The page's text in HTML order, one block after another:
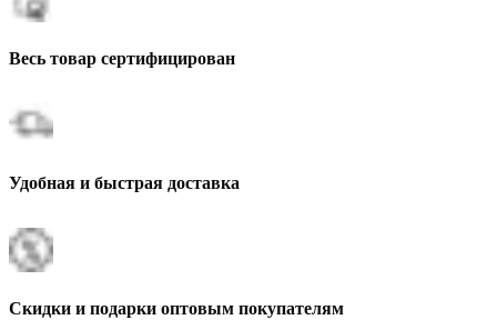
Весь товар сертифицирован
Удобная и быстрая доставка
Скидки и подарки оптовым покупателям